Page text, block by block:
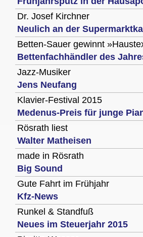
Dr. Josef Kirchner
Neulich an der
Betten-Sauer gewinnt
Bettenfachhändler des
Jazz-Musiker
Jens Neufang
Klavier-Festival 2015
Medenus-Preis für junge
Rösrath liest
Walter Matheisen
made in Rösrath
Big Sound
Gute Fahrt im Frühjahr
Kfz-News
Runkel & Standfuß
Neues im Steuerjahr 2015